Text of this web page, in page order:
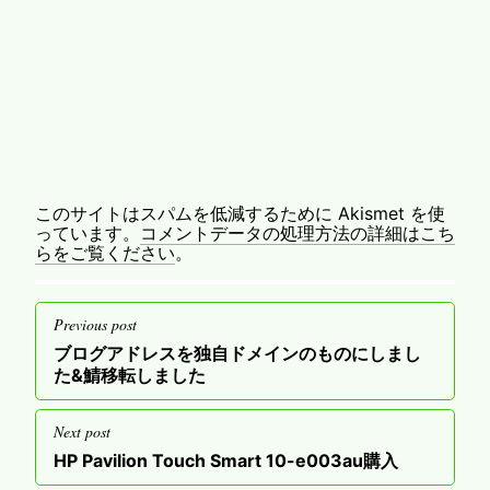
このサイトはスパムを低減するために Akismet を使
っています。 コメントデータの処理方法の詳細はこち
らをご覧ください。
投
稿
ナ
ビ
ゲ
ー
Previous post
Previous
post
ブログアドレスを独自ドメインのものにしまし
た&鯖移転しました
Next post
Next
HP Pavilion Touch Smart 10-e003au購入